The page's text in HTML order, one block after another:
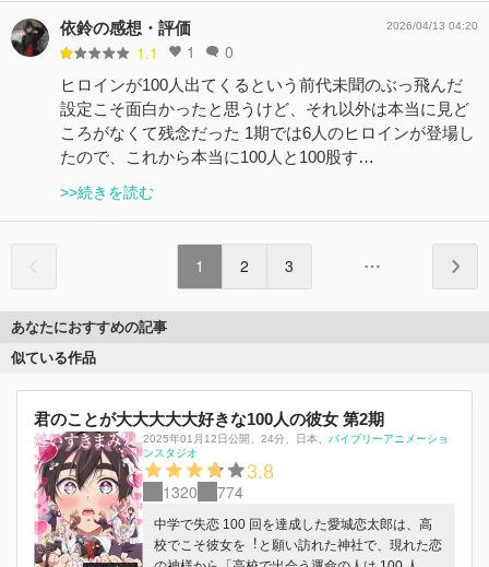
依鈴の感想・評価
1.1 1 0
2026/04/13 04:20
ヒロインが100人出てくるという前代未聞のぶっ飛んだ
設定こそ面白かったと思うけど、それ以外は本当に見ど
ころがなくて残念だった 1期では6人のヒロインが登場し
たので、これから本当に100人と100股す…
>>続きを読む
1 2 3
あなたにおすすめの記事
似ている作品
君のことが大大大大大好きな100人の彼女 第2期
2025年01月12日公開 24分 日本
バイブリーアニメーショ
ンスタジオ
3.8
1320 774
中学で失恋 100 回を達成した愛城恋太郎は、⾼
校でこそ彼⼥を︕と願い訪れた神社で、現れた恋